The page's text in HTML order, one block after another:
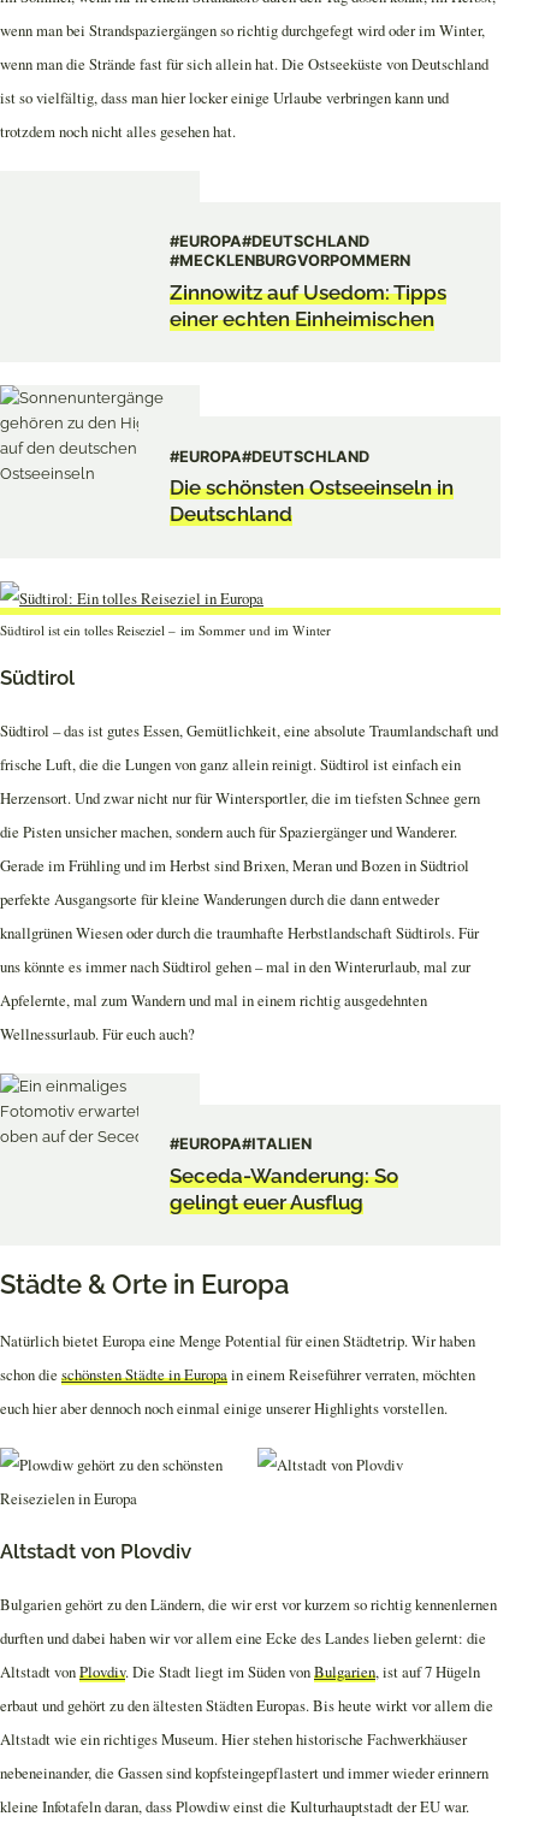
wenn man bei Strandspaziergängen so richtig durchgefegt wird oder im Winter,
wenn man die Strände fast für sich allein hat. Die Ostseeküste von Deutschland
ist so vielfältig, dass man hier locker einige Urlaube verbringen kann und
trotzdem noch nicht alles gesehen hat.
#EUROPA#DEUTSCHLAND
#MECKLENBURGVORPOMMERN
Zinnowitz auf Usedom: Tipps
einer echten Einheimischen
#EUROPA#DEUTSCHLAND
Die schönsten Ostseeinseln in
Deutschland
Südtirol ist ein tolles Reiseziel – im Sommer und im Winter
Südtirol
Südtirol – das ist gutes Essen, Gemütlichkeit, eine absolute Traumlandschaft und
frische Luft, die die Lungen von ganz allein reinigt. Südtirol ist einfach ein
Herzensort. Und zwar nicht nur für Wintersportler, die im tiefsten Schnee gern
die Pisten unsicher machen, sondern auch für Spaziergänger und Wanderer.
Gerade im Frühling und im Herbst sind Brixen, Meran und Bozen in Südtriol
perfekte Ausgangsorte für kleine Wanderungen durch die dann entweder
knallgrünen Wiesen oder durch die traumhafte Herbstlandschaft Südtirols. Für
uns könnte es immer nach Südtirol gehen – mal in den Winterurlaub, mal zur
Apfelernte, mal zum Wandern und mal in einem richtig ausgedehnten
Wellnessurlaub. Für euch auch?
#EUROPA#ITALIEN
Seceda-Wanderung: So
gelingt euer Ausflug
Städte & Orte in Europa
Natürlich bietet Europa eine Menge Potential für einen Städtetrip. Wir haben
schon die schönsten Städte in Europain einem Reiseführer verraten, möchten
euch hier aber dennoch noch einmal einige unserer Highlights vorstellen.
Altstadt von Plovdiv
Bulgarien gehört zu den Ländern, die wir erst vor kurzem so richtig kennenlernen
durften und dabei haben wir vor allem eine Ecke des Landes lieben gelernt: die
Altstadt vonPlovdiv. Die Stadt liegt im Süden vonBulgarien, ist auf 7 Hügeln
erbaut und gehört zu den ältesten Städten Europas. Bis heute wirkt vor allem die
Altstadt wie ein richtiges Museum. Hier stehen historische Fachwerkhäuser
nebeneinander, die Gassen sind kopfsteingepflastert und immer wieder erinnern
kleine Infotafeln daran, dass Plowdiw einst die Kulturhauptstadt der EU war.